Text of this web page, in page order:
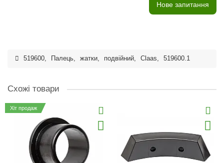
Нове запитання
519600, Палець, жатки, подвійний, Claas, 519600.1
Схожі товари
Хіт продаж